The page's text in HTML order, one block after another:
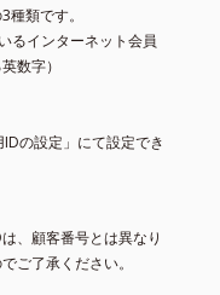
類です。
るインターネット会員
数字）
の設定」にて設定でき
、顧客番号とは異なり
ご了承ください。